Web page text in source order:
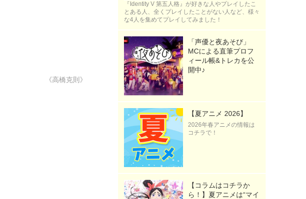
《高橋克則》
『Identity V 第五人格』が好きな人やプレイしたこ
とある人、全くプレイしたことがない人など、様々
な4人を集めてプレイしてみました！
「声優と夜あそび」
MCによる直筆プロフ
ィール帳&トレカを公
開中♪
【夏アニメ 2026】
2026年春アニメの情報は
コチラで！
【コラムはコチラか
ら！】夏アニメは“マイ